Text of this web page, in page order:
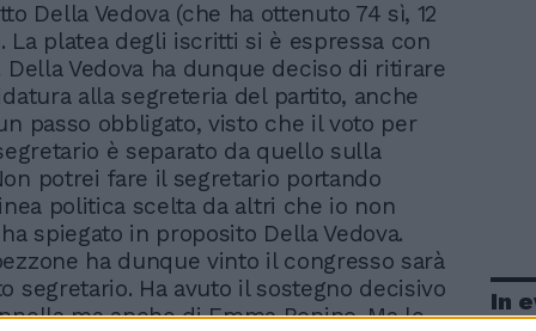
Della Vedova (che ha ottenuto 74 sì, 12
La platea degli iscritti si è espressa con
Della Vedova ha dunque deciso di ritirare
alla segreteria del partito, anche
passo obbligato, visto che il voto per
è separato da quello sulla
potrei fare il segretario portando
politica scelta da altri che io non
spiegato in proposito Della Vedova.
ha dunque vinto il congresso sarà
segretario. Ha avuto il sostegno decisivo
ma anche di Emma Bonino. Ma le
In